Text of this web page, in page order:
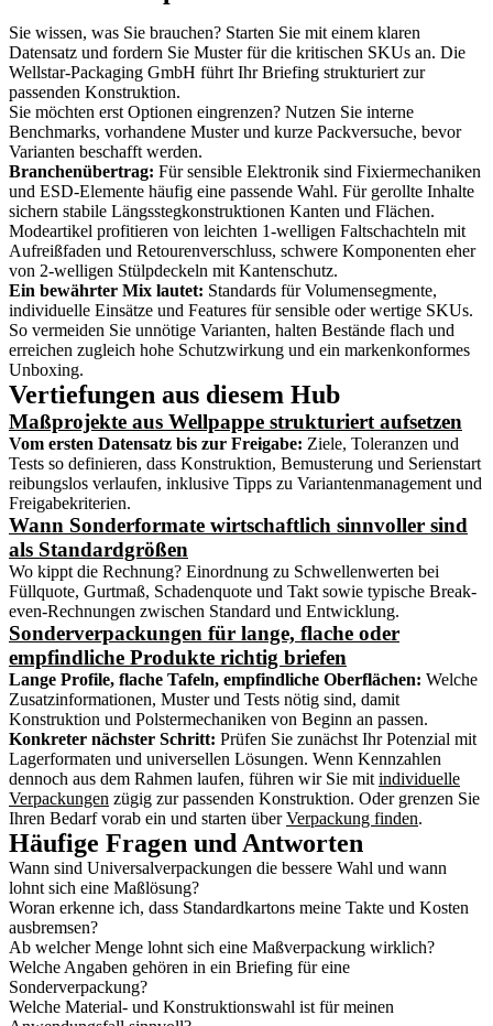
Sie wissen, was Sie brauchen? Starten Sie mit einem klaren
Datensatz und fordern Sie Muster für die kritischen SKUs an. Die
Wellstar-Packaging GmbH führt Ihr Briefing strukturiert zur
passenden Konstruktion.
Sie möchten erst Optionen eingrenzen? Nutzen Sie interne
Benchmarks, vorhandene Muster und kurze Packversuche, bevor
Varianten beschafft werden.
Branchenübertrag: Für sensible Elektronik sind Fixiermechaniken
und ESD-Elemente häufig eine passende Wahl. Für gerollte Inhalte
sichern stabile Längsstegkonstruktionen Kanten und Flächen.
Modeartikel profitieren von leichten 1-welligen Faltschachteln mit
Aufreißfaden und Retourenverschluss, schwere Komponenten eher
von 2-welligen Stülpdeckeln mit Kantenschutz.
Ein bewährter Mix lautet: Standards für Volumensegmente,
individuelle Einsätze und Features für sensible oder wertige SKUs.
So vermeiden Sie unnötige Varianten, halten Bestände flach und
erreichen zugleich hohe Schutzwirkung und ein markenkonformes
Unboxing.
Vertiefungen aus diesem Hub
Maßprojekte aus Wellpappe strukturiert aufsetzen
Vom ersten Datensatz bis zur Freigabe: Ziele, Toleranzen und
Tests so definieren, dass Konstruktion, Bemusterung und Serienstart
reibungslos verlaufen, inklusive Tipps zu Variantenmanagement und
Freigabekriterien.
Wann Sonderformate wirtschaftlich sinnvoller sind
als Standardgrößen
Wo kippt die Rechnung? Einordnung zu Schwellenwerten bei
Füllquote, Gurtmaß, Schadenquote und Takt sowie typische Break-
even-Rechnungen zwischen Standard und Entwicklung.
Sonderverpackungen für lange, flache oder
empfindliche Produkte richtig briefen
Lange Profile, flache Tafeln, empfindliche Oberflächen: Welche
Zusatzinformationen, Muster und Tests nötig sind, damit
Konstruktion und Polstermechaniken von Beginn an passen.
Konkreter nächster Schritt: Prüfen Sie zunächst Ihr Potenzial mit
Lagerformaten und universellen Lösungen. Wenn Kennzahlen
dennoch aus dem Rahmen laufen, führen wir Sie mit individuelle
Verpackungen zügig zur passenden Konstruktion. Oder grenzen Sie
Ihren Bedarf vorab ein und starten überVerpackung finden.
Häufige Fragen und Antworten
Wann sind Universalverpackungen die bessere Wahl und wann
lohnt sich eine Maßlösung?
Woran erkenne ich, dass Standardkartons meine Takte und Kosten
ausbremsen?
Ab welcher Menge lohnt sich eine Maßverpackung wirklich?
Welche Angaben gehören in ein Briefing für eine
Sonderverpackung?
Welche Material- und Konstruktionswahl ist für meinen